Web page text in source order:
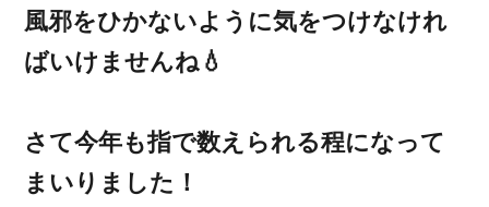
風邪をひかないように気をつけなけれ
ばいけませんね💧
さて今年も指で数えられる程になって
まいりました！